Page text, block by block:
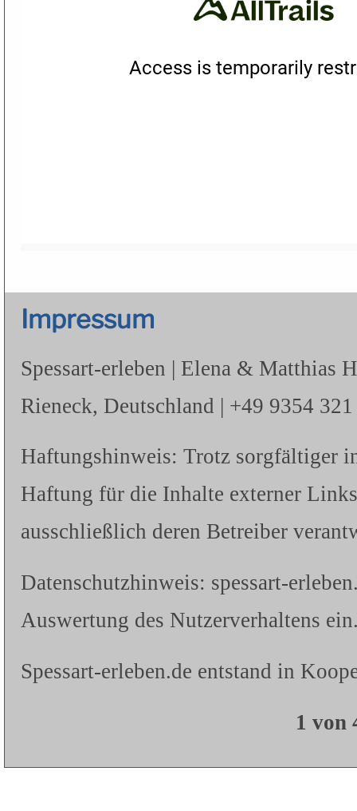
Impressum
Spessart-erleben | Elena & Matthias
Rieneck, Deutschland | +49 9354
Haftungshinweis: Trotz sorgfältiger
Haftung für die Inhalte externer
ausschließlich deren Betreiber
Datenschutzhinweis: spessart-
Auswertung des Nutzerverhaltens
Spessart-erleben.de entstand in
1 von